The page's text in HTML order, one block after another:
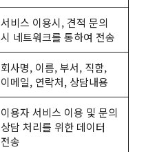
서비스 이용시, 견적 문의
시 네트워크를 통하여 전송
회사명, 이름, 부서, 직함,
이메일, 연락처, 상담내용
이용자 서비스 이용 및 문의
상담 처리를 위한 데이터
전송​​​​​